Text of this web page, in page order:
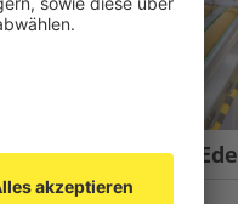
Maschinenschutz Edelstahl